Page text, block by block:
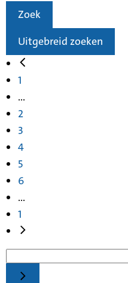
Zoek
Uitgebreid zoeken
1
...
2
3
4
5
6
...
1